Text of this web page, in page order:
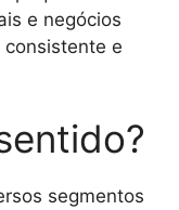
e negócios
e
segmentos